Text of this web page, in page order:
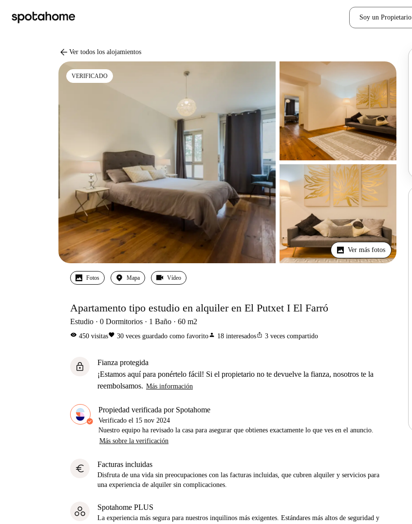
Soy un Propietario
arrow_back Ver todos los alojamientos
VERIFICADO
Ver más fotos
Fotos Mapa Vídeo
Apartamento tipo estudio en alquiler en El Putxet I El Farró
Estudio 0 Dormitorios 1 Baño 60 m2
visibility 450 visitasfavorite 30 veces guardado como favoritoperson 18 interesadosios_share 3 veces compartido
lock
Fianza protegida
¡Estamos aquí para ponértelo fácil! Si el propietario no te devuelve la fianza, nosotros te la
reembolsamos. Más información
Propiedad verificada por Spotahome
Verificado el 15 nov 2024
Nuestro equipo ha revisado la casa para asegurar que obtienes exactamente lo que ves en el anuncio.
Más sobre la verificación
euro Facturas incluidas
Disfruta de una vida sin preocupaciones con las facturas incluidas, que cubren alquiler y servicios para
una experiencia de alquiler sin complicaciones.
Spotahome PLUS
La experiencia más segura para nuestros inquilinos más exigentes. Estándares más altos de seguridad y